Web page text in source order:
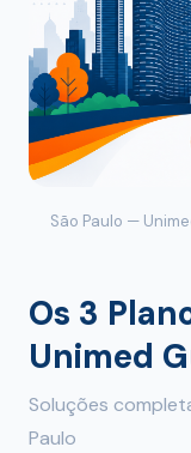
São Paulo —
Os 3
Unimed
Soluções
Paulo